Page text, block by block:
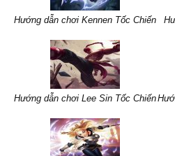
Hướng dẫn chơi Kennen Tốc Chiến
Hướng dẫn chơi Lee Sin Tốc Chiến